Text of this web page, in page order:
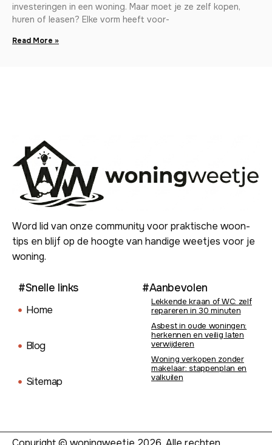
investeringen in een woning. Maar moet je ze zelf kopen,
huren of leasen? Elke vorm heeft voor-
Read More »
Word lid van onze community voor praktische woon-
tips en blijf op de hoogte van handige weetjes voor je
woning.
#Snelle links
Home
Blog
Sitemap
#Aanbevolen
Lekkende kraan of WC: zelf
repareren in 30 minuten
Asbest in oude woningen:
herkennen en veilig laten
verwijderen
Woning verkopen zonder
makelaar: stappenplan en
valkuilen